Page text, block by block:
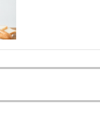
索: